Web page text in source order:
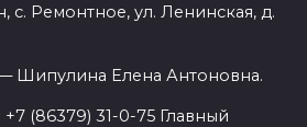
с. Ремонтное, ул. Ленинская, д.
Шипулина Елена Антоновна.
(86379) 31-0-75 Главный